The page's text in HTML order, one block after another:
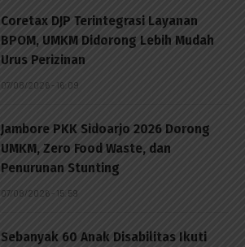
Coretax DJP Terintegrasi Layanan
BPOM, UMKM Didorong Lebih Mudah
Urus Perizinan
07/08/2026 - 16:09
Jambore PKK Sidoarjo 2026 Dorong
UMKM, Zero Food Waste, dan
Penurunan Stunting
07/08/2026 - 15:59
Sebanyak 60 Anak Disabilitas Ikuti